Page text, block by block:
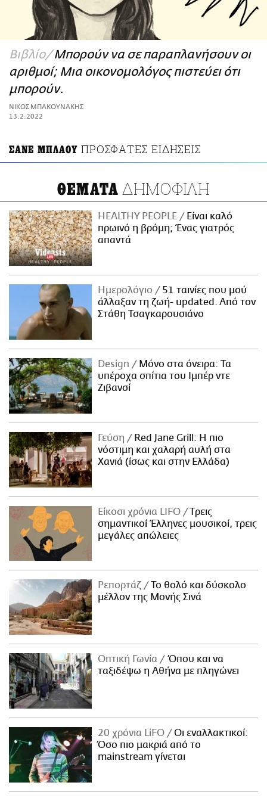
ΑΜΠΑ
PRINT
Βιβλίο Mπορούν να σε παραπλανήσουν οι
αριθμοί; Μια oικονομολόγος πιστεύει ότι
μπορούν.
ΝΙΚΟΣ ΜΠΑΚΟΥΝΑΚΗΣ
13.2.2022
ΣΑΝΕ ΜΠΛΑΟΥ ΠΡΟΣΦΑΤΕΣ ΕΙΔΗΣΕΙΣ
ΘΕΜΑΤΑ ΔΗΜΟΦΙΛΗ
HEALTHY PEOPLE
Είναι καλό
πρωινό η βρόμη; Ένας γιατρός
απαντά
Ημερολόγιο
51 ταινίες που μού
άλλαξαν τη ζωή- updated. Aπό τον
Στάθη Τσαγκαρουσιάνο
Design
Μόνο στα όνειρα: Τα
υπέροχα σπίτια του Ιμπέρ ντε
Ζιβανσί
Γεύση
Red Jane Grill: Η πιο
νόστιμη και χαλαρή αυλή στα
Χανιά (ίσως και στην Ελλάδα)
Είκοσι χρόνια LIFO
Tρεις
σημαντικοί Έλληνες μουσικοί, τρεις
μεγάλες απώλειες
Ρεπορτάζ
Το θολό και δύσκολο
μέλλον της Μονής Σινά
Οπτική Γωνία
Όπου και να
ταξιδέψω η Αθήνα με πληγώνει
20 χρόνια LiFO
Οι εναλλακτικοί:
Όσο πιο μακριά από το
mainstream γίνεται